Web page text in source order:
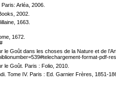
Arléa, 2006.
2002.
1663.
1672.
Goût dans les choses de la Nature et de
format-pdf-
le Goût. Paris : Folio, 2010.
Tome IV. Paris : Ed. Garnier Frères, 1851-